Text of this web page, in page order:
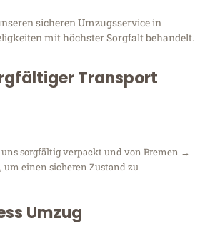
sicheren Umzugsservice in
mit höchster Sorgfalt behandelt.
Transport
sorgfältig verpackt und von Bremen →
einen sicheren Zustand zu
Umzug